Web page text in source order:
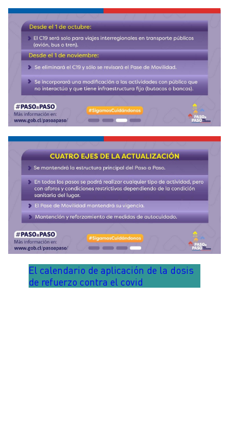
El calendario de aplicación de la dosis
de refuerzo contra el covid